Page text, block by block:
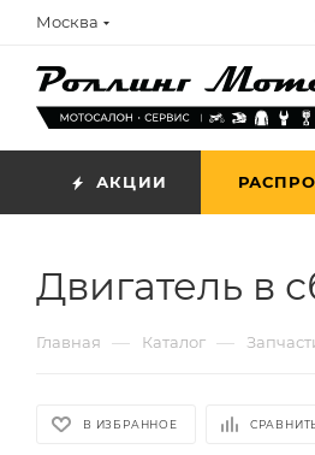
Москва
АКЦИИ
Двигатель в
Главная — Каталог —
В ИЗБРАННОЕ